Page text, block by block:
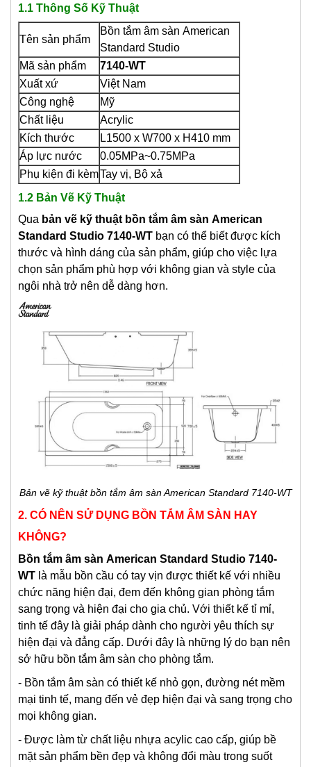
1.1 Thông Số Kỹ Thuật
Tên sản phẩm
Bồn tắm âm sàn American
Standard Studio
Mã sản phẩm
7140-WT
Xuất xứ
Việt Nam
Công nghệ
Mỹ
Chất liệu
Acrylic
Kích thước
L1500 x W700 x H410 mm
Áp lực nước
0.05MPa~0.75MPa
Phụ kiện đi kèmTay vị, Bộ xả
1.2 Bản Vẽ Kỹ Thuật
Qua bản vẽ kỹ thuật bồn tắm âm sàn American
Standard Studio 7140-WT bạn có thể biết được kích
thước và hình dáng của sản phẩm, giúp cho việc lựa
chọn sản phẩm phù hợp với không gian và style của
ngôi nhà trở nên dễ dàng hơn.
Bản vẽ kỹ thuật bồn tắm âm sàn American Standard 7140-WT
2. CÓ NÊN SỬ DỤNG BỒN TẮM ÂM SÀN HAY
KHÔNG?
Bồn tắm âm sàn American Standard Studio 7140-
WT là mẫu bồn cầu có tay vịn được thiết kế với nhiều
chức năng hiện đại, đem đến không gian phòng tắm
sang trọng và hiện đại cho gia chủ. Với thiết kế tỉ mỉ,
tinh tế đây là giải pháp dành cho người yêu thích sự
hiện đại và đẳng cấp. Dưới đây là những lý do bạn nên
sở hữu bồn tắm âm sàn cho phòng tắm.
- Bồn tắm âm sàn có thiết kế nhỏ gọn, đường nét mềm
mại tinh tế, mang đến vẻ đẹp hiện đại và sang trọng cho
mọi không gian.
- Được làm từ chất liệu nhựa acylic cao cấp, giúp bề
mặt sản phẩm bền đẹp và không đổi màu trong suốt